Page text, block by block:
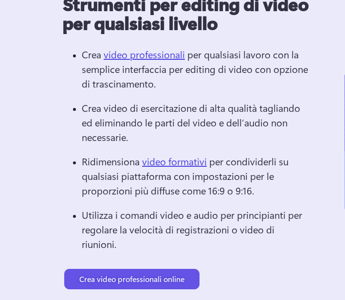
per qualsiasi livello
Crea video professionali per qualsiasi lavoro con la
semplice interfaccia per editing di video con opzione
di trascinamento.
Crea video di esercitazione di alta qualità tagliando
ed eliminando le parti del video e dell’audio non
necessarie.
Ridimensiona video formativi per condividerli su
qualsiasi piattaforma con impostazioni per le
proporzioni più diffuse come 16:9 o 9:16.
Utilizza i comandi video e audio per principianti per
regolare la velocità di registrazioni o video di
riunioni.
Crea video professionali online